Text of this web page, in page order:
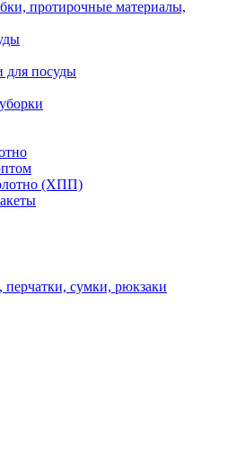
протирочные материалы,
для посуды
(ХПП)
сумки, рюкзаки